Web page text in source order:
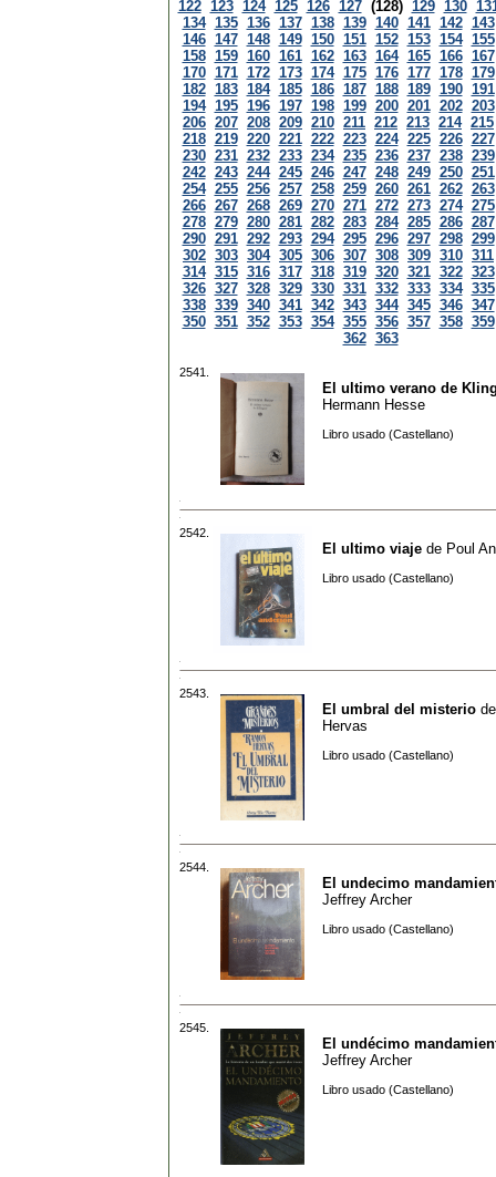
122 123 124 125 126 127 (128) 129 130
134 135 136 137 138 139 140 141 142 143
146 147 148 149 150 151 152 153 154 155
158 159 160 161 162 163 164 165 166 167
170 171 172 173 174 175 176 177 178 179
182 183 184 185 186 187 188 189 190 191
194 195 196 197 198 199 200 201 202 203
206 207 208 209 210 211 212 213 214 215
218 219 220 221 222 223 224 225 226 227
230 231 232 233 234 235 236 237 238 239
242 243 244 245 246 247 248 249 250 251
254 255 256 257 258 259 260 261 262 263
266 267 268 269 270 271 272 273 274 275
278 279 280 281 282 283 284 285 286 287
290 291 292 293 294 295 296 297 298 299
302 303 304 305 306 307 308 309 310 311
314 315 316 317 318 319 320 321 322 323
326 327 328 329 330 331 332 333 334 335
338 339 340 341 342 343 344 345 346 347
350 351 352 353 354 355 356 357 358 359
362 363
2541.
El ultimo verano de
Hermann Hesse
Libro usado (Castellano)
2542.
El ultimo viaje de Poul
Libro usado (Castellano)
2543.
El umbral del misterio
Hervas
Libro usado (Castellano)
2544.
El undecimo
Jeffrey Archer
Libro usado (Castellano)
2545.
El undécimo
Jeffrey Archer
Libro usado (Castellano)